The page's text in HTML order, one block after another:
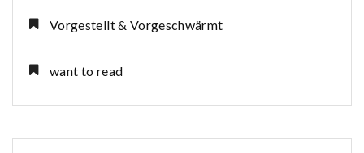
Vorgestellt & Vorgeschwärmt
want to read